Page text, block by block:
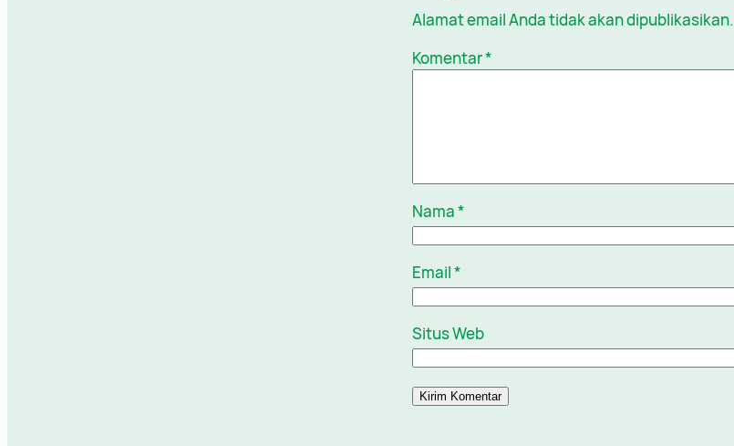
Alamat email Anda tidak akan dipublikasikan.
Komentar*
Nama*
Email*
Situs Web